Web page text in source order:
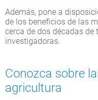
Además, pone a
de los beneficios de las
cerca de dos décadas
investigadoras.
Conozca sobre
agricultura